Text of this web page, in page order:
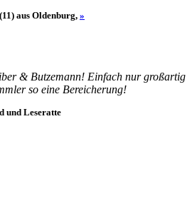
aus Oldenburg, »
& Butzemann! Einfach nur großartig
so eine Bereicherung!
und Leseratte